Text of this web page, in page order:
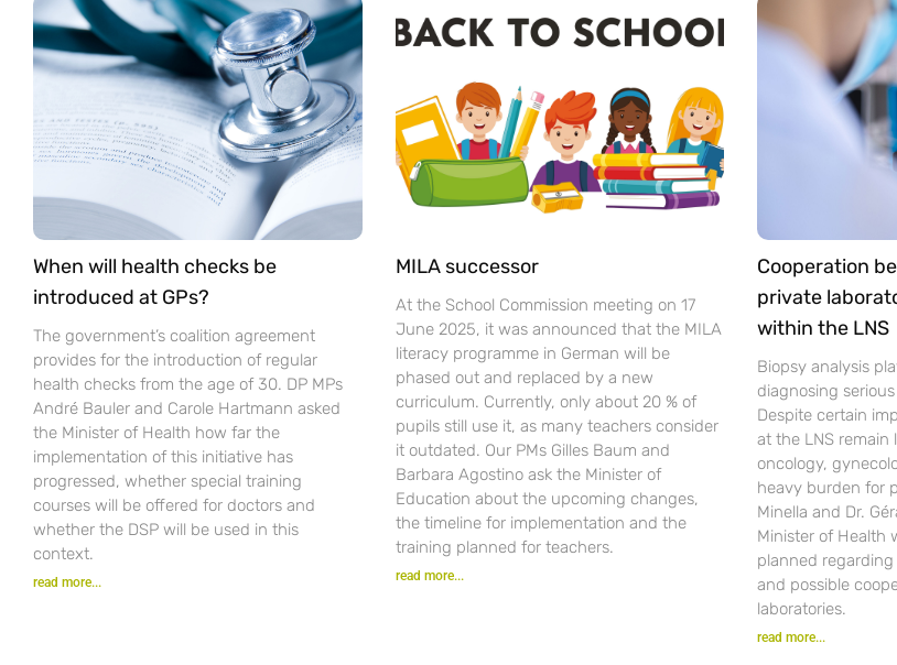
When will health checks be
introduced at GPs?
The government’s coalition agreement
provides for the introduction of regular
health checks from the age of 30. DP MPs
André Bauler and Carole Hartmann asked
the Minister of Health how far the
implementation of this initiative has
progressed, whether special training
courses will be offered for doctors and
whether the DSP will be used in this
context.
read more...
MILA successor
At the School Commission meeting on 17
June 2025, it was announced that the MILA
literacy programme in German will be
phased out and replaced by a new
curriculum. Currently, only about 20 % of
pupils still use it, as many teachers consider
it outdated. Our PMs Gilles Baum and
Barbara Agostino ask the Minister of
Education about the upcoming changes,
the timeline for implementation and the
training planned for teachers.
read more...
Cooperation
private
within the LNS
Biopsy analysis
diagnosing
Despite certain
at the LNS remain
oncology,
heavy burden for
Minella and Dr.
Minister of Health
planned
and possible
laboratories.
read more...